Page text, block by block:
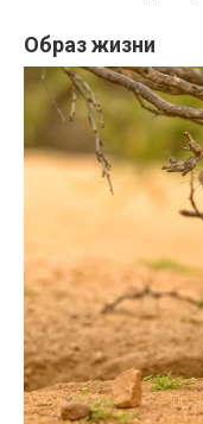
Образ жизни